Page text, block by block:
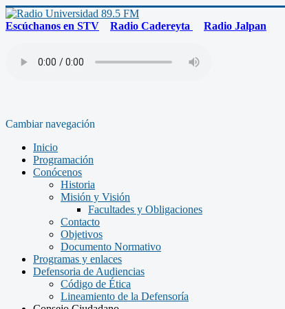
Escúchanos en STV Radio Cadereyta Radio Jalpan
Cambiar navegación
Inicio
Programación
Conócenos
Historia
Misión y Visión
Facultades y Obligaciones
Contacto
Objetivos
Documento Normativo
Programas y enlaces
Defensoria de Audiencias
Código de Ética
Lineamiento de la Defensoría